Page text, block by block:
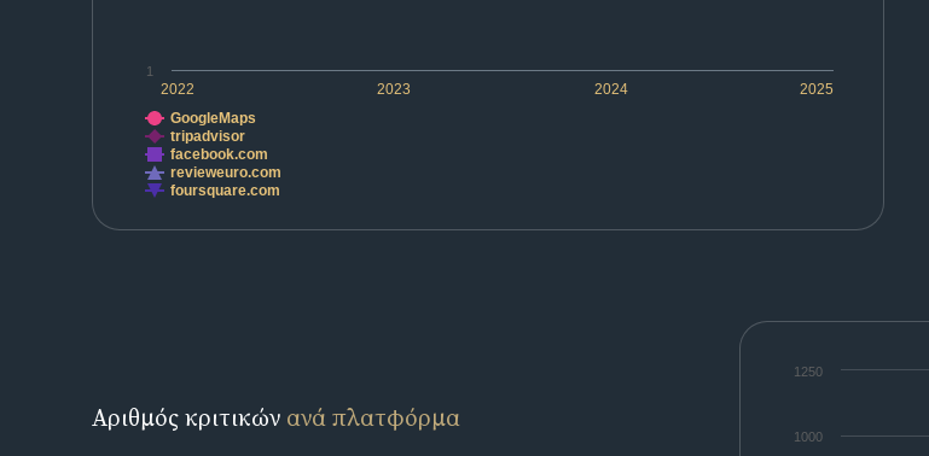
2022 2023 2024 2025
1
GoogleMaps
tripadvisor
facebook.com
revieweuro.com
foursquare.com
1000
1250
Αριθμός κριτικών ανά πλατφόρμα